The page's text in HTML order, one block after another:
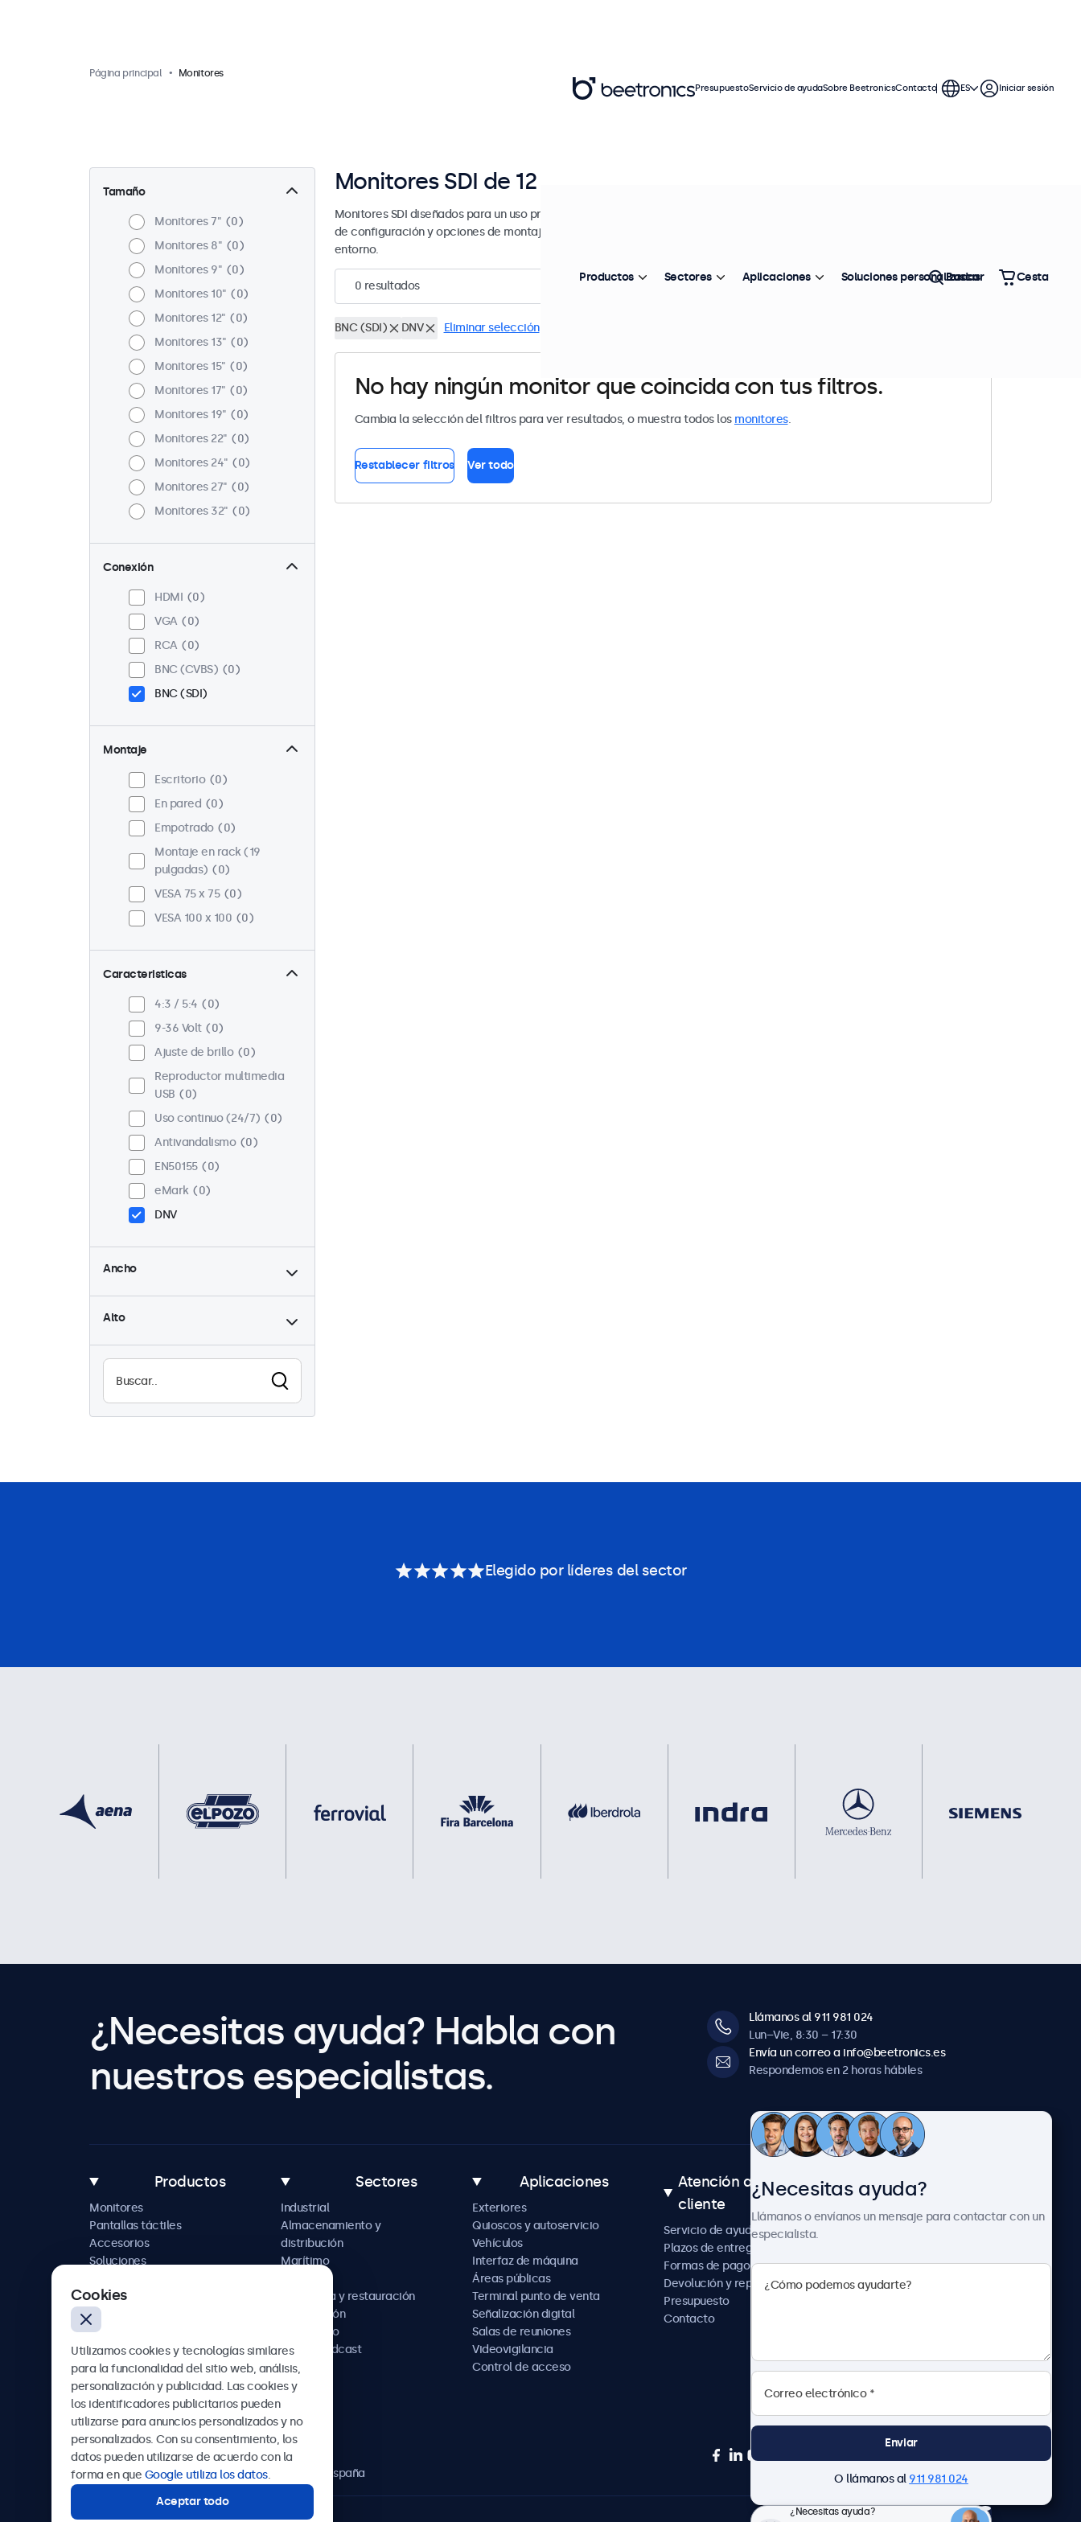
Página principal Monitores
Tamaño
Monitores 7"
0
Monitores 8"
0
Monitores 9"
0
Monitores 10"
0
Monitores 12"
0
Monitores 13"
0
Monitores 15"
0
Monitores 17"
0
Monitores 19"
0
Monitores 22"
0
Monitores 24"
0
Monitores 27"
0
Monitores 32"
0
Conexión
HDMI
0
VGA
0
RCA
0
BNC (CVBS)
0
BNC (SDI)
Montaje
Escritorio
0
En pared
0
Empotrado
0
Montaje en rack (19
pulgadas)
0
VESA 75 x 75
0
VESA 100 x 100
0
Caracteristicas
4:3 / 5:4
0
9-36 Volt
0
Ajuste de brillo
0
Reproductor multimedia
USB
0
Uso continuo (24/7)
0
Antivandalismo
0
EN50155
0
eMark
0
DNV
Ancho
Alto
Monitores SDI de 12 a 22 pulgadas
Monitores SDI diseñados para un uso profesional y continuo. Estos monitores SDI ofrecen amplias opciones
de configuración y opciones de montaje versátiles, lo que les permite integrarse perfectamente en cualquier
entorno.
0 resultados Top ventas
BNC (SDI) DNV Eliminar selección
No hay ningún monitor que coincida con tus filtros.
Cambia la selección del filtros para ver resultados, o muestra todos los monitores.
Restablecer filtros Ver todo
PresupuestoServicio de ayudaSobre BeetronicsContacto ES Iniciar sesión
Productos Sectores Aplicaciones Soluciones personalizadas
Buscar Cesta
Elegido por líderes del sector
¿Necesitas ayuda? Habla con
nuestros especialistas.
Llámanos al 911 981 024
Lun–Vie, 8:30 – 17:30
Envía un correo a info@beetronics.es
Respondemos en 2 horas hábiles
Productos
Monitores
Pantallas táctiles
Accesorios
Soluciones
Sectores
Industrial
Almacenamiento y
distribución
Marítimo
Hostelería y restauración
Automoción
Ferroviario
AV y broadcast
Sanidad
Aplicaciones
Exteriores
Quioscos y autoservicio
Vehículos
Interfaz de máquina
Áreas públicas
Terminal punto de venta
Señalización digital
Salas de reuniones
Videovigilancia
Control de acceso
Atención al
cliente
Servicio de ayuda
Plazos de entrega
Formas de pago
Devolución y reparación
Presupuesto
Contacto
Sobre Beetronics
Trabaja con nosotros
Términos y Condiciones
Beetronics
Calle de María de Molina, 39, Madrid, 28006, España
¿Necesitas ayuda?
Llámanos o envíanos un mensaje para contactar con un
especialista.
Enviar
O llámanos al 911 981 024
¿Necesitas ayuda?
Cookies
Utilizamos cookies y tecnologías similares
para la funcionalidad del sitio web, análisis,
personalización y publicidad. Las cookies y
los identificadores publicitarios pueden
utilizarse para anuncios personalizados y no
personalizados. Con su consentimiento, los
datos pueden utilizarse de acuerdo con la
forma en que Google utiliza los datos.
Aceptar todo